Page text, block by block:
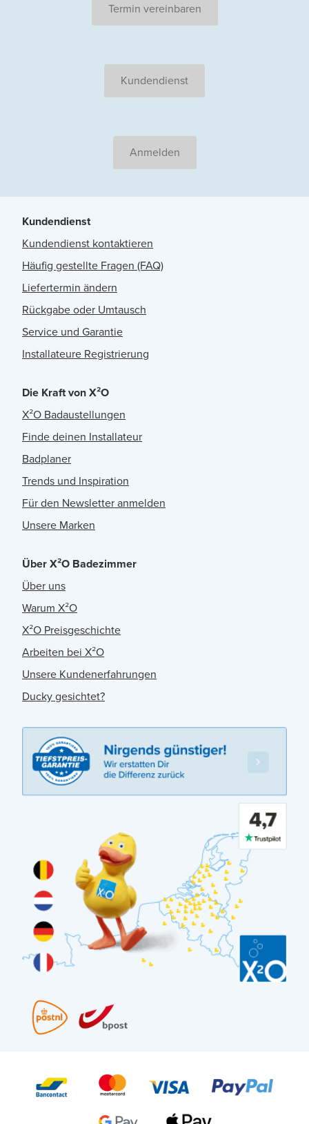
Termin vereinbaren
Kundendienst
Anmelden
Kundendienst
Kundendienst kontaktieren
Häufig gestellte Fragen (FAQ)
Liefertermin ändern
Rückgabe oder Umtausch
Service und Garantie
Installateure Registrierung
Die Kraft von X²O
X²O Badaustellungen
Finde deinen Installateur
Badplaner
Trends und Inspiration
Für den Newsletter anmelden
Unsere Marken
Über X²O Badezimmer
Über uns
Warum X²O
X²O Preisgeschichte
Arbeiten bei X²O
Unsere Kundenerfahrungen
Ducky gesichtet?